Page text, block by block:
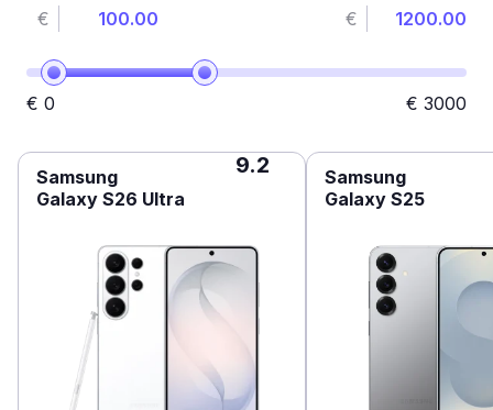
€ €
€ 0 € 3000
Samsung
Galaxy S26 Ultra
9.2
Samsung
Galaxy S25